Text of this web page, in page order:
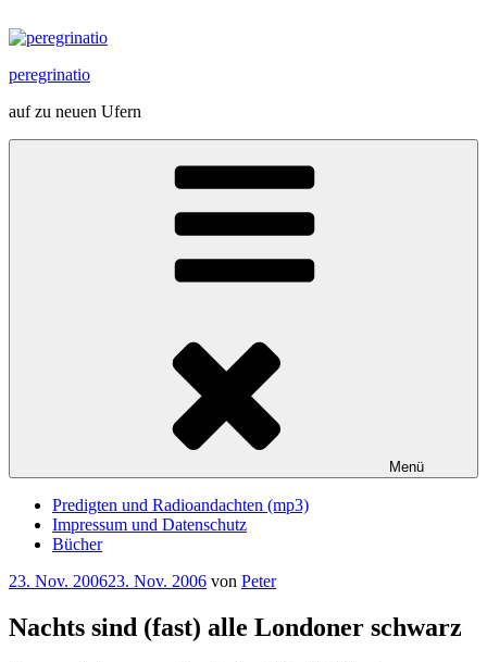
Inhalt
peregrinatio
auf zu neuen Ufern
Menü
Predigten und Radioandachten (mp3)
Impressum und Datenschutz
Bücher
Veröffentlicht
23. Nov. 200623. Nov. 2006 von Peter
Nachts sind (fast) alle Londoner schwarz